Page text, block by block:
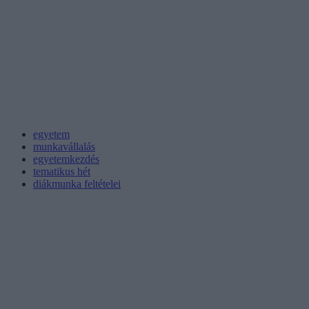
egyetem
munkavállalás
egyetemkezdés
tematikus hét
diákmunka feltételei